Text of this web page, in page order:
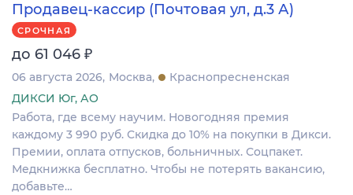
Продавец-кассир (Почтовая ул, д.3 А)
СРОЧНАЯ
до 61 046 ₽
06 августа 2026 Москва
Краснопресненская
ДИКСИ Юг, АО
Работа, где всему научим. Новогодняя премия
каждому 3 990 руб. Скидка до 10% на покупки в Дикси.
Премии, оплата отпусков, больничных. Соцпакет.
Медкнижка бесплатно. Чтобы не потерять вакансию,
добавьте…